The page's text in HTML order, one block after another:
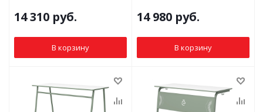
14 310 руб.
В корзину
14 980 руб.
В корзину